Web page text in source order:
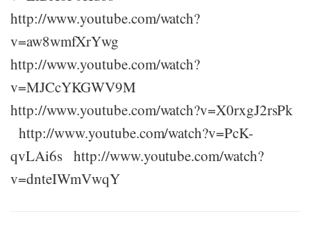
http://www.youtube.com/watch?
v=aw8wmfXrYwg
http://www.youtube.com/watch?
v=MJCcYKGWV9M
http://www.youtube.com/watch?v=X0rxgJ2rsPk
http://www.youtube.com/watch?v=PcK-
qvLAi6s http://www.youtube.com/watch?
v=dnteIWmVwqY